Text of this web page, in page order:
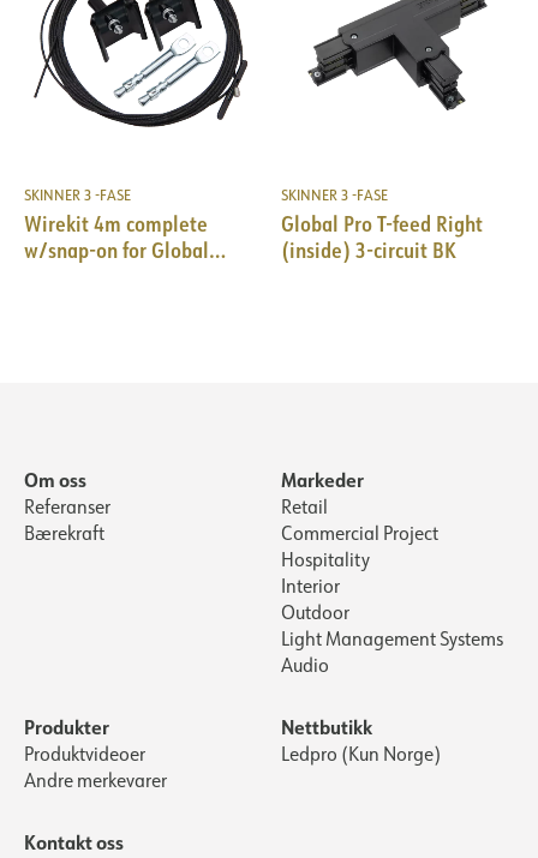
SKINNER 3 -FASE
Wirekit 4m complete
w/snap-on for Global
SKINNER 3 -FASE
Global Pro T-feed Right
(inside) 3-circuit BK
Om oss
Referanser
Bærekraft
Markeder
Retail
Commercial Project
Hospitality
Interior
Outdoor
Light Management Systems
Audio
Produkter
Produktvideoer
Andre merkevarer
Nettbutikk
Ledpro (Kun Norge)
Kontakt oss